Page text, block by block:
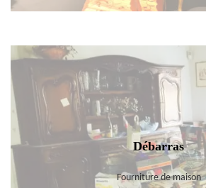
Débarras
Fourniture de maison